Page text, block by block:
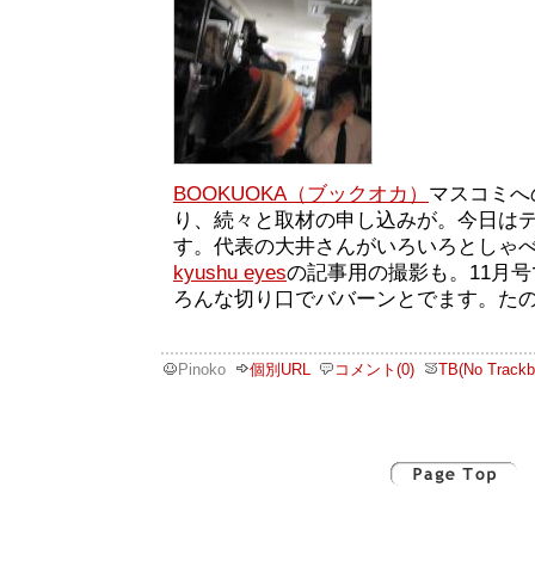
BOOKUOKA（ブックオカ） マスコミ
り、続々と取材の申し込みが。今日は
す。代表の大井さんがいろいろとしゃ
kyushu eyesの記事用の撮影も。11月
ろんな切り口でババーンとでます。た
Pinoko 個別URL コメント(0) TB(No